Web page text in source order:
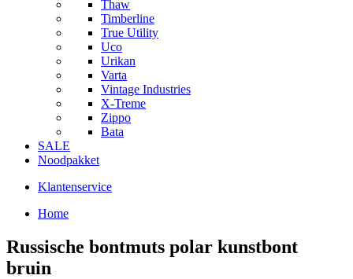
Thaw
Timberline
True Utility
Uco
Urikan
Varta
Vintage Industries
X-Treme
Zippo
Bata
SALE
Noodpakket
Klantenservice
Home
Russische bontmuts polar kunstbont
bruin